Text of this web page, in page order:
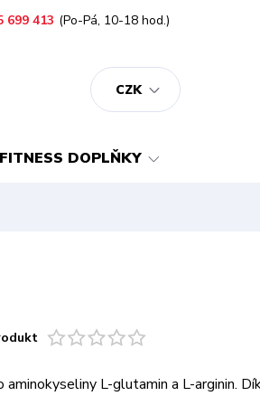
CZK
699 413 (Po-Pá, 10-18 hod.)
FITNESS DOPLŇKY
aminokyseliny L-glutamin a L-arginin.